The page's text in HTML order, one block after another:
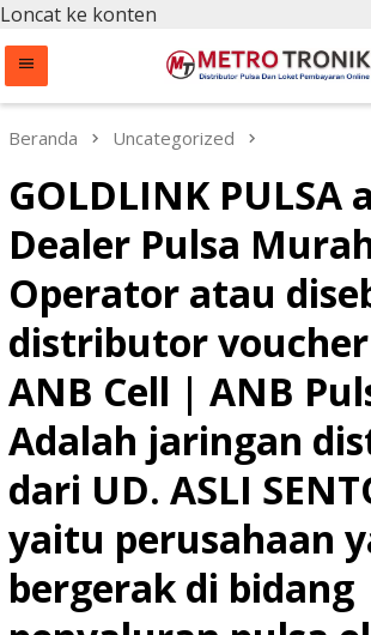
Loncat ke konten
Beranda Uncategorized
GOLDLINK PULSA
Dealer Pulsa
Operator atau
distributor
ANB Cell | ANB
Adalah jaringan
dari UD. ASLI
yaitu perusahaan
bergerak di bidang